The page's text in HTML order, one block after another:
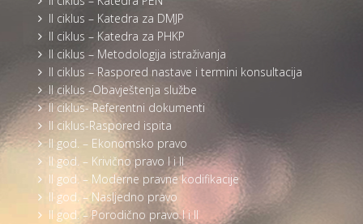
II ciklus – Katedra za DMJP
II ciklus – Katedra za PHKP
II ciklus – Metodologija istraživanja
II ciklus – Raspored nastave i termini konsultacija
II ciklus -Obavještenja službe
II ciklus- Referentni dokumenti
II ciklus-Raspored ispita
II god. – Ekonomsko pravo
II god. – Krivično pravo I i II
II god. – Moderne pravne kodifikacije
II god. – Nasljedno pravo
II god. – Porodično pravo I i II